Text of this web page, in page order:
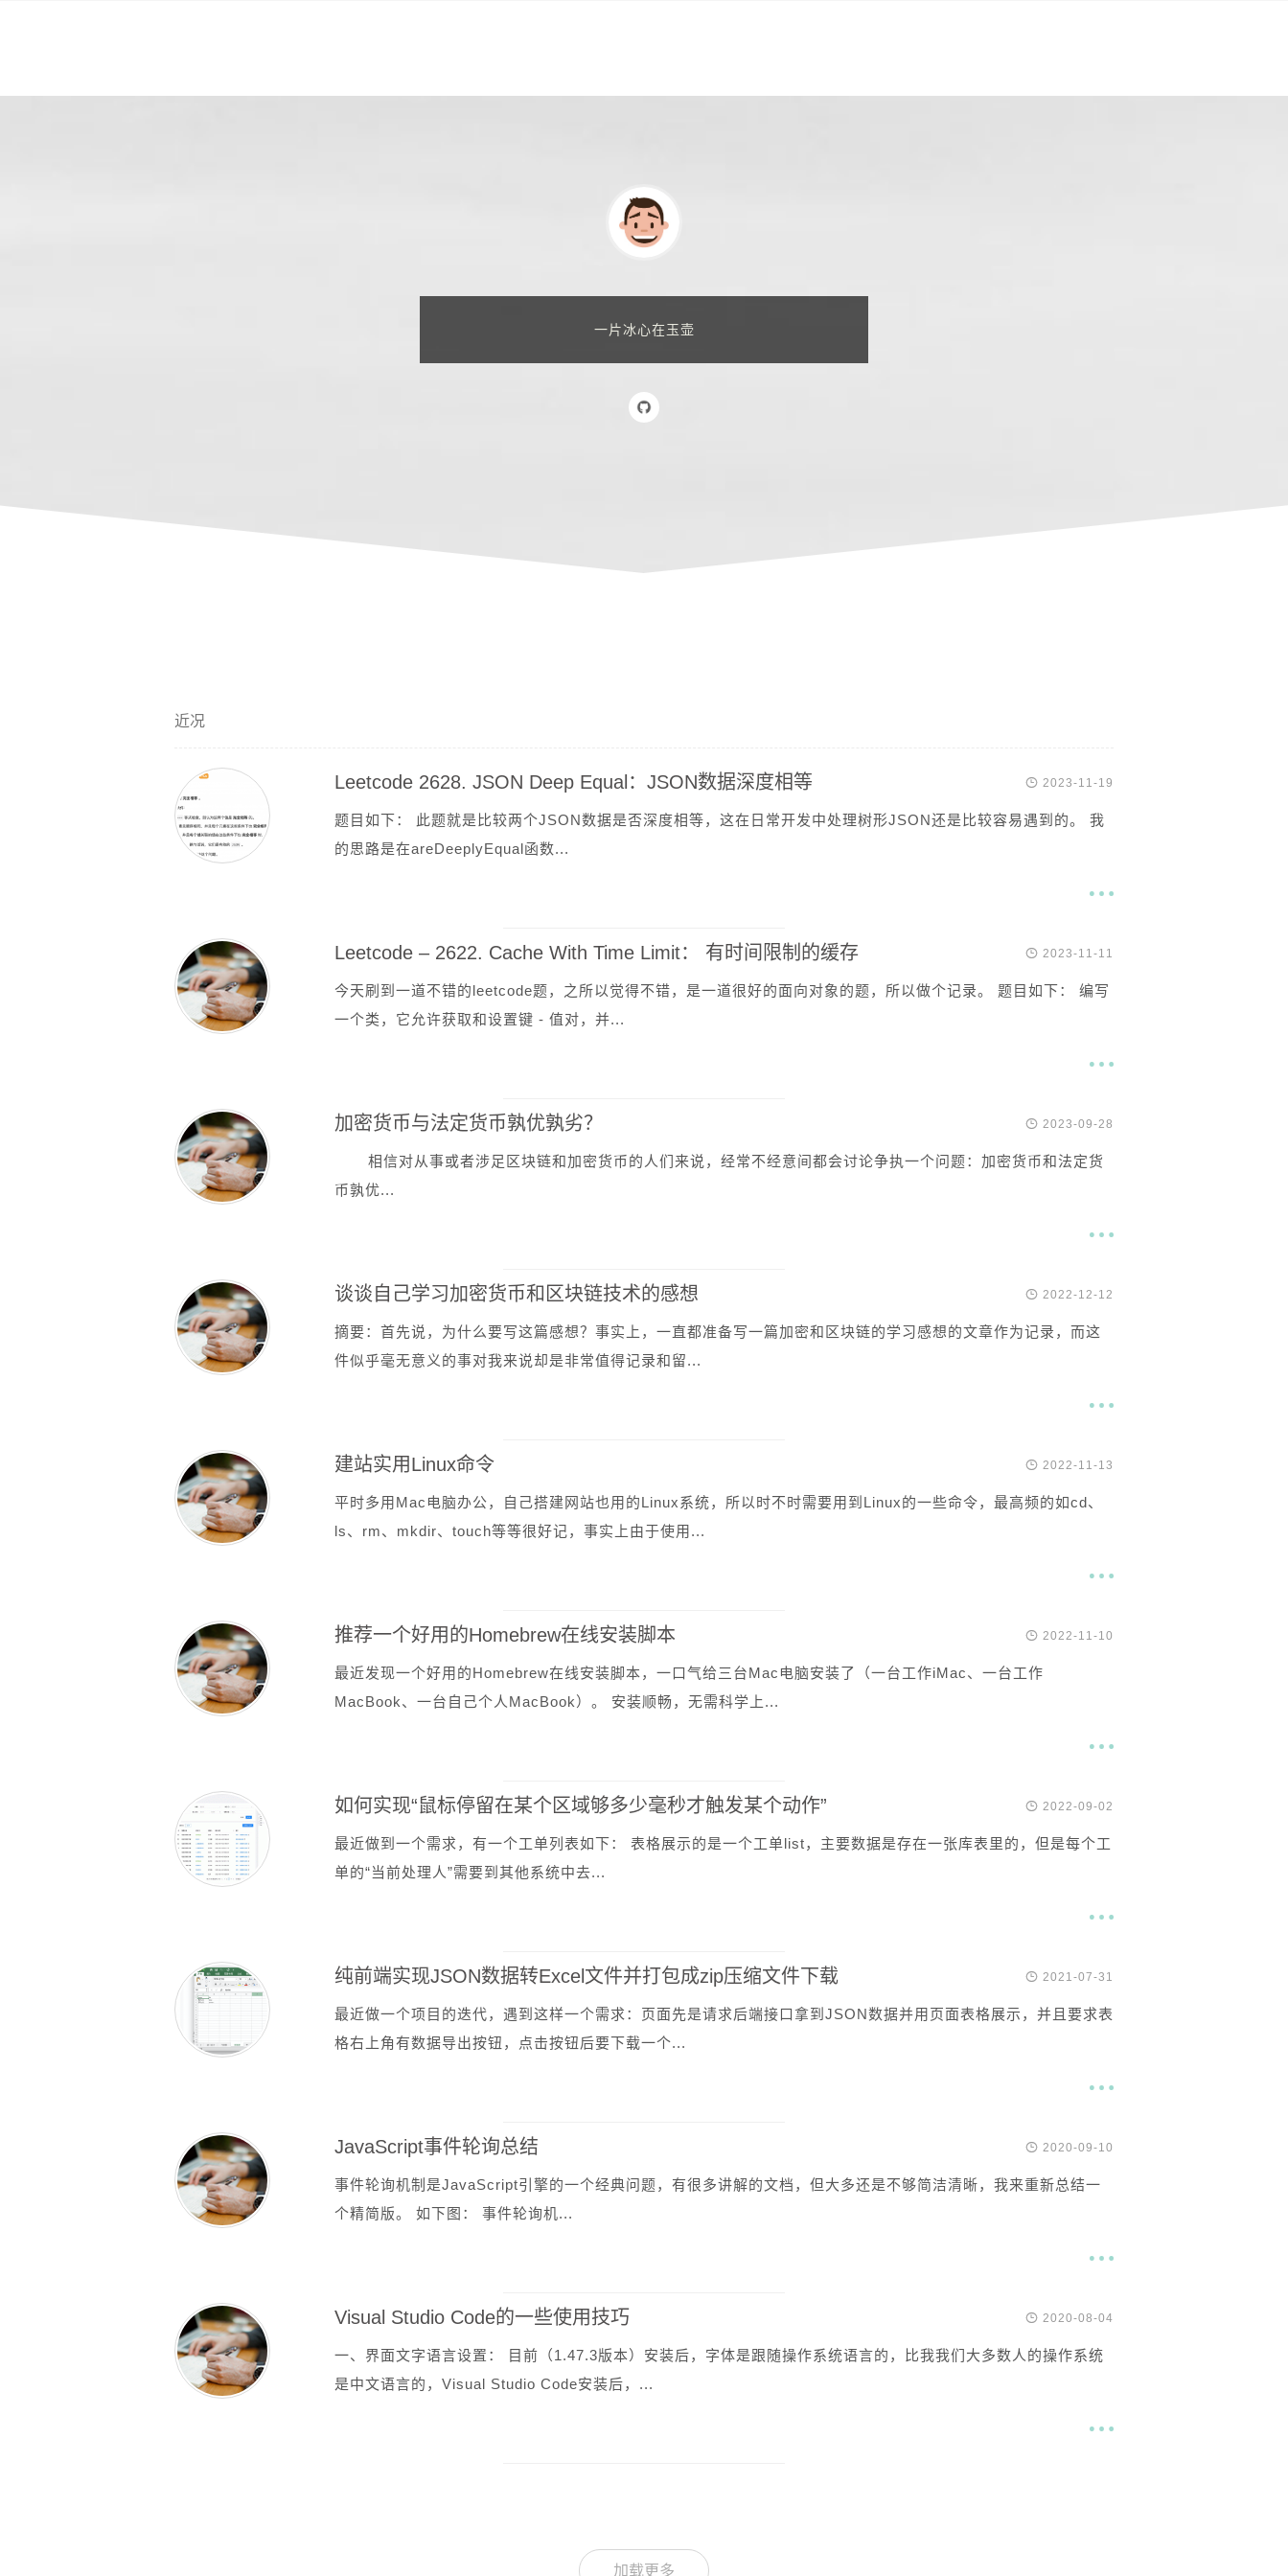
一片冰心在玉壶
近况
Leetcode 2628. JSON Deep Equal：JSON数据深度相等  2023-11-19
题目如下： 此题就是比较两个JSON数据是否深度相等，这在日常开发中处理树形JSON还是比较容易遇到的。 我
的思路是在areDeeplyEqual函数...

Leetcode – 2622. Cache With Time Limit： 有时间限制的缓存  2023-11-11
今天刷到一道不错的leetcode题，之所以觉得不错，是一道很好的面向对象的题，所以做个记录。 题目如下： 编写
一个类，它允许获取和设置键 - 值对，并...

加密货币与法定货币孰优孰劣？  2023-09-28
相信对从事或者涉足区块链和加密货币的人们来说，经常不经意间都会讨论争执一个问题：加密货币和法定货
币孰优...

谈谈自己学习加密货币和区块链技术的感想  2022-12-12
摘要：首先说，为什么要写这篇感想？事实上，一直都准备写一篇加密和区块链的学习感想的文章作为记录，而这
件似乎毫无意义的事对我来说却是非常值得记录和留...

建站实用Linux命令  2022-11-13
平时多用Mac电脑办公，自己搭建网站也用的Linux系统，所以时不时需要用到Linux的一些命令，最高频的如cd、
ls、rm、mkdir、touch等等很好记，事实上由于使用...

推荐一个好用的Homebrew在线安装脚本  2022-11-10
最近发现一个好用的Homebrew在线安装脚本，一口气给三台Mac电脑安装了（一台工作iMac、一台工作
MacBook、一台自己个人MacBook）。 安装顺畅，无需科学上...

如何实现“鼠标停留在某个区域够多少毫秒才触发某个动作”  2022-09-02
最近做到一个需求，有一个工单列表如下： 表格展示的是一个工单list，主要数据是存在一张库表里的，但是每个工
单的“当前处理人”需要到其他系统中去...

纯前端实现JSON数据转Excel文件并打包成zip压缩文件下载  2021-07-31
最近做一个项目的迭代，遇到这样一个需求：页面先是请求后端接口拿到JSON数据并用页面表格展示，并且要求表
格右上角有数据导出按钮，点击按钮后要下载一个...

JavaScript事件轮询总结  2020-09-10
事件轮询机制是JavaScript引擎的一个经典问题，有很多讲解的文档，但大多还是不够简洁清晰，我来重新总结一
个精简版。 如下图： 事件轮询机...

Visual Studio Code的一些使用技巧  2020-08-04
一、界面文字语言设置： 目前（1.47.3版本）安装后，字体是跟随操作系统语言的，比我我们大多数人的操作系统
是中文语言的，Visual Studio Code安装后，...

加载更多